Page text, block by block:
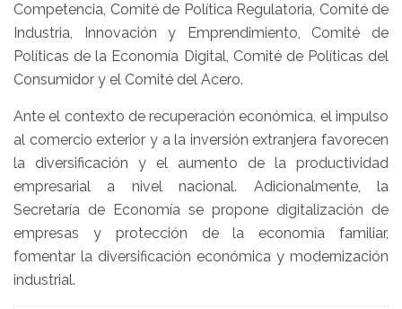
Competencia, Comité de Política Regulatoria, Comité de
Industria, Innovación y Emprendimiento, Comité de
Políticas de la Economía Digital, Comité de Políticas del
Consumidor y el Comité del Acero.
Ante el contexto de recuperación económica, el impulso
al comercio exterior y a la inversión extranjera favorecen
la diversificación y el aumento de la productividad
empresarial a nivel nacional. Adicionalmente, la
Secretaría de Economía se propone digitalización de
empresas y protección de la economía familiar,
fomentar la diversificación económica y modernización
industrial.